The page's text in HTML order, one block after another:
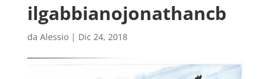
ilgabbianojonathancb
da Alessio| Dic 24, 2018